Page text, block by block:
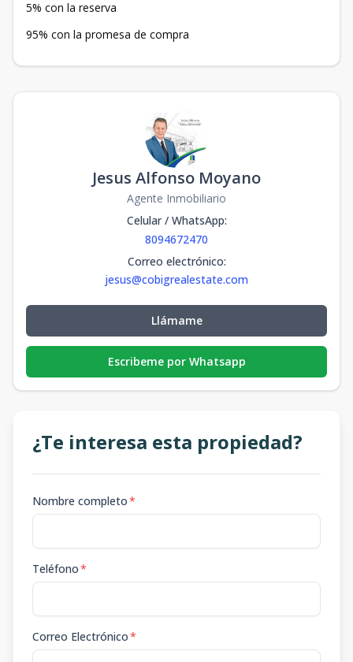
5% con la reserva
95% con la promesa de compra
Jesus Alfonso Moyano
Agente Inmobiliario
Celular / WhatsApp:
8094672470
Correo electrónico:
jesus@cobigrealestate.com
Llámame
Escribeme por Whatsapp
¿Te interesa esta propiedad?
Nombre completo*
Teléfono*
Correo Electrónico*